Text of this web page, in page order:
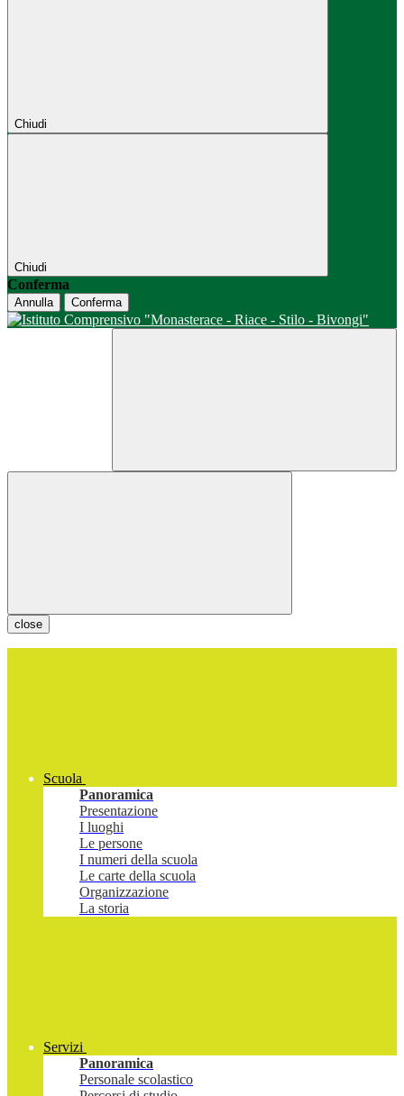
Chiudi
Chiudi
Conferma
Annulla Conferma
close
Scuola
Panoramica
Presentazione
I luoghi
Le persone
I numeri della scuola
Le carte della scuola
Organizzazione
La storia
Servizi
Panoramica
Personale scolastico